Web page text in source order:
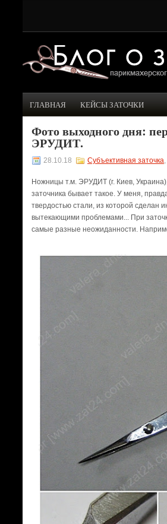
ГЛАВНАЯ КЕЙСЫ ЗАТОЧКИ
Фото выходного дня:
ЭРУДИТ.
28.10.18 Субъективная заточка,
Ножницы т.м. ЭРУДИТ (г. Киев,
заточника бывает такое. У меня,
твердостью стали, из которой сделан
вытекающими проблемами... При
самые разные неожиданности.